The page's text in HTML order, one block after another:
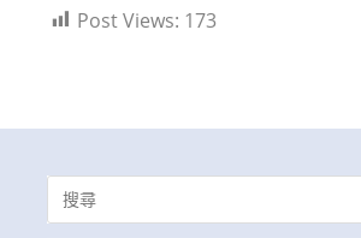
Post Views: 173
Search
for: